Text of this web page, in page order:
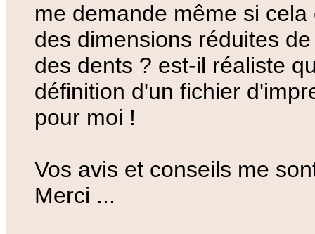
me demande même si
des dimensions réduites
des dents ? est-il réaliste
définition d'un fichier
pour moi !
Vos avis et conseils me
Merci ...